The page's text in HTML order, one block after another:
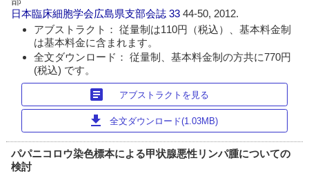
日本臨床細胞学会広島県支部会誌 3344-50, 2012.
アブストラクト： 従量制は110円（税込）、基本料金制
は基本料金に含まれます。
全文ダウンロード： 従量制、基本料金制の方共に770円
(税込) です。
article アブストラクトを見る
download 全文ダウンロード(1.03MB)
パパニコロウ染色標本による甲状腺悪性リンパ腫についての
検討